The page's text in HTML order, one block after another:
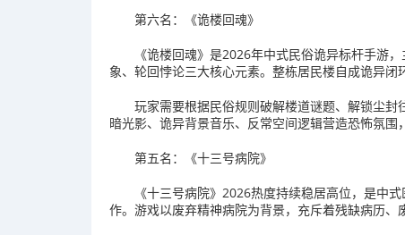
第六名：《诡楼回魂》
《诡楼回魂》是2026年中式民俗诡异标杆手游
象、轮回悖论三大核心元素。整栋居民楼自成诡异闭
玩家需要根据民俗规则破解楼道谜题、解锁尘
暗光影、诡异背景音乐、反常空间逻辑营造恐怖氛围
第五名：《十三号病院》
《十三号病院》2026热度持续稳居高位，是中
作。游戏以废弃精神病院为背景，充斥着残缺病历、